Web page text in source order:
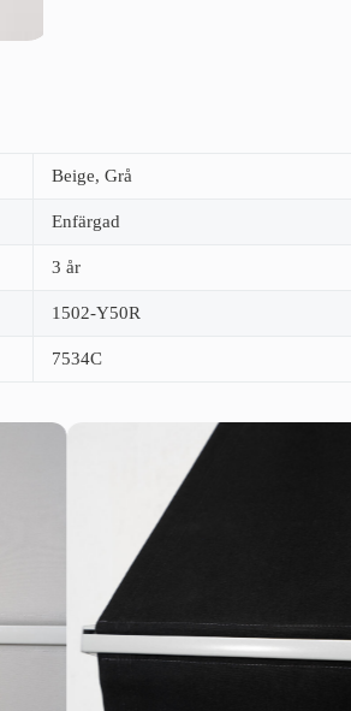
Beige, Grå
Enfärgad
3 år
1502-Y50R
7534C